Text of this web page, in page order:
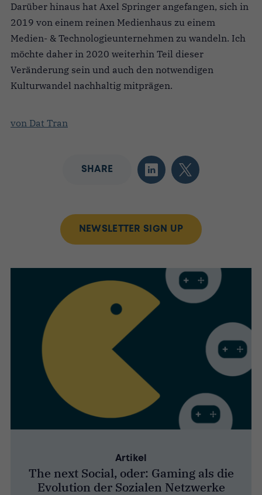
Darüber hinaus hat Axel Springer angefangen, sich in
2019 von einem reinen Medienhaus zu einem
Medien- & Technologieunternehmen zu wandeln. Ich
möchte daher in 2020 weiterhin Teil dieser
Veränderung sein und auch den notwendigen
Kulturwandel nachhaltig mitprägen.
von Dat Tran
SHARE
NEWSLETTER SIGN UP
Artikel
The next Social, oder: Gaming als die
Evolution der Sozialen Netzwerke